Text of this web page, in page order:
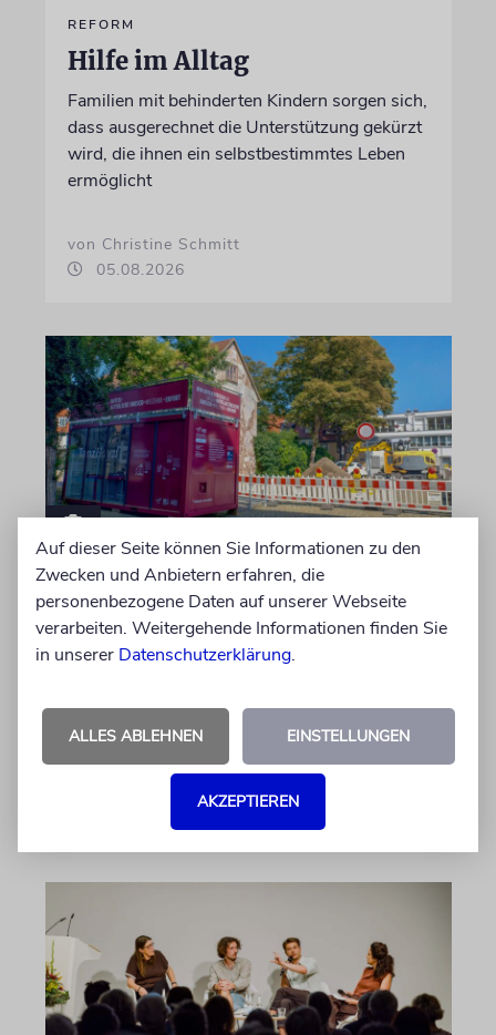
REFORM
Hilfe im Alltag
Familien mit behinderten Kindern sorgen sich,
dass ausgerechnet die Unterstützung gekürzt
wird, die ihnen ein selbstbestimmtes Leben
ermöglicht
von Christine Schmitt
05.08.2026
ERFURT
Schicht um Schicht
Dort, wo eben noch Parkplätze waren, wird
Bagger, dann von Hand
von Katrin Richter
Auf dieser Seite können Sie Informationen zu den
Zwecken und Anbietern erfahren, die
personenbezogene Daten auf unserer Webseite
verarbeiten. Weitergehende Informationen finden Sie
in unserer Datenschutzerklärung.
ALLES ABLEHNEN EINSTELLUNGEN
AKZEPTIEREN